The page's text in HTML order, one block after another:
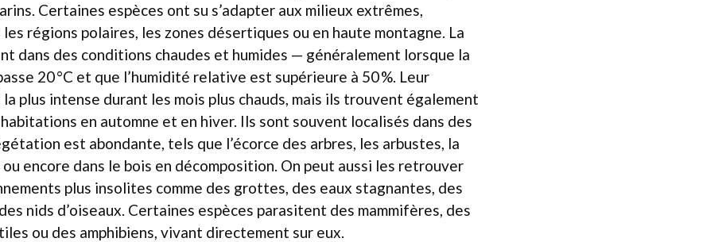
Certaines espèces ont su s’adapter aux milieux extrêmes,
régions polaires, les zones désertiques ou en haute montagne. La
dans des conditions chaudes et humides — généralement lorsque la
20 °C et que l’humidité relative est supérieure à 50 %. Leur
plus intense durant les mois plus chauds, mais ils trouvent également
en automne et en hiver. Ils sont souvent localisés dans des
est abondante, tels que l’écorce des arbres, les arbustes, la
ou encore dans le bois en décomposition. On peut aussi les retrouver
plus insolites comme des grottes, des eaux stagnantes, des
nids d’oiseaux. Certaines espèces parasitent des mammifères, des
ou des amphibiens, vivant directement sur eux.